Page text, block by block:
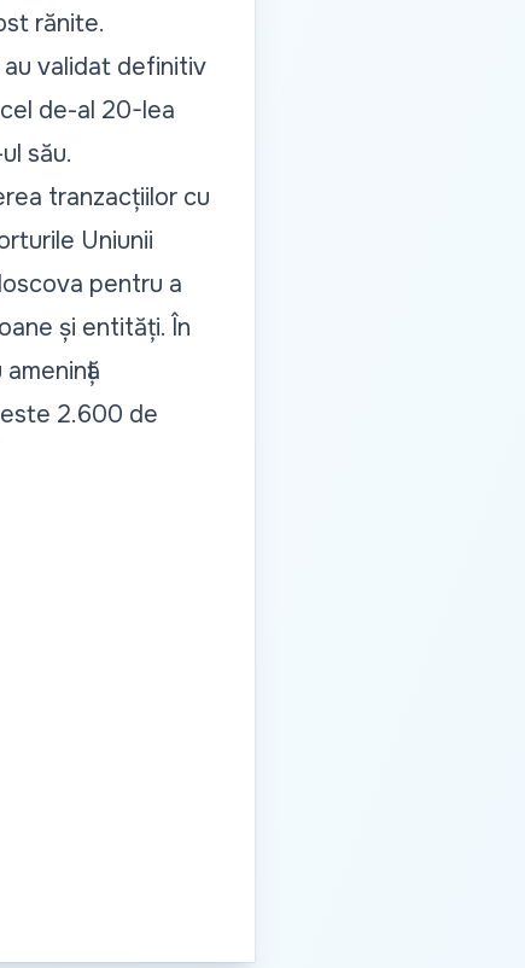
rănite.
au validat definitiv
de-al 20-lea
său.
tranzacțiilor cu
Uniunii
pentru a
și entități. În
2.600 de